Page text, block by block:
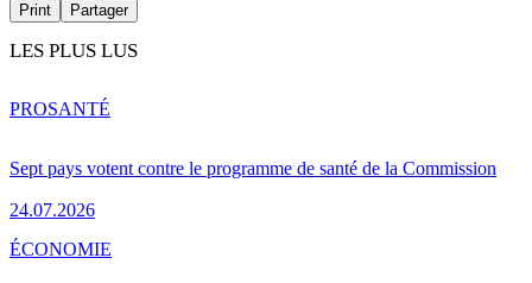
Print Partager
LES PLUS LUS
Sept pays votent contre le programme de santé de la Commission
24.07.2026
PROSANTÉ
ÉCONOMIE